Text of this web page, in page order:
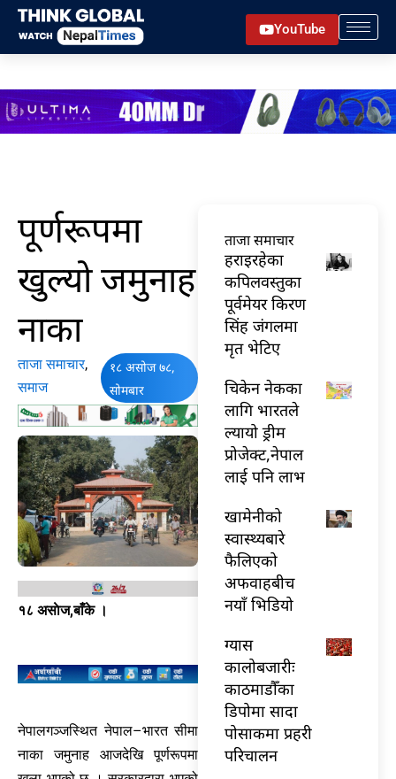
Skip
content
YouTube
पूर्णरूपमा
खुल्यो जमुनाह
नाका
ताजा समाचार,
समाज
१८ असोज ७८,
सोमबार
१८ असाेज,बाँके ।
नेपालगञ्जस्थित नेपाल–भारत सीमा
नाका जमुनाह आजदेखि पूर्णरूपमा
ताजा समाचार
हराइरहेका
कपिलवस्तुका
पूर्वमेयर किरण
सिंह जंगलमा
मृत भेटिए
चिकेन नेकका
लागि भारतले
ल्यायो ड्रीम
प्रोजेक्ट,नेपाल
लाई पनि लाभ
खामेनीको
स्वास्थ्यबारे
फैलिएको
अफवाहबीच
नयाँ भिडियो
ग्यास
कालोबजारीः
काठमाडौँका
डिपोमा सादा
पोसाकमा प्रहरी
परिचालन